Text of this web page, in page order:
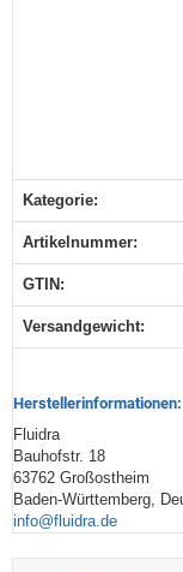
Produkteigenschaft
Wert
Kategorie:
Artikelnummer:
GTIN:
Versandgewicht‍:
Herstellerinformationen:
Fluidra
Bauhofstr. 18
63762 Großostheim
Baden-Württemberg,
info@fluidra.de